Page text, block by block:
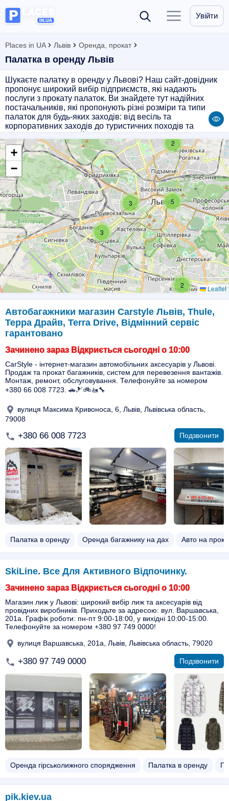
Увійти
Places in UA Львів Оренда, прокат
Палатка в оренду Львів
Шукаєте палатку в оренду у Львові? Наш сайт-довідник
пропонує широкий вибір підприємств, які надають
послуги з прокату палаток. Ви знайдете тут надійних
постачальників, які пропонують різні розміри та типи
палаток для будь-яких заходів: від весіль та
корпоративних заходів до туристичних походів та
знайти оптимальний варіант для вашого заходу.
Обирайте надійні партнери з нашого сайту та забезпечте
комфорт та затишок вашим гостям з нашою палаткою в
оренду!
5
3
3
2
2
+
−
Leaflet
Автобагажники магазин Carstyle Львів, Thule,
Терра Драйв, Terra Drive, Відмінний сервіс
гарантовано
Зачинено зараз Відкриється сьогодні о 10:00
CarStyle - інтернет-магазин автомобільних аксесуарів у Львові.
Продаж та прокат багажників, систем для перевезення вантажів.
Монтаж, ремонт, обслуговування. Телефонуйте за номером
+380 66 008 7723. 🚗🎿🚲🚤🔧
вулиця Максима Кривоноса, 6, Львів, Львівська область,
79008
+380 66 008 7723 Подзвонити
Палатка в оренду Оренда багажнику на дах Авто на
SkiLine. Все Для Активного Відпочинку.
Зачинено зараз Відкриється сьогодні о 10:00
Магазин лиж у Львові: широкий вибір лиж та аксесуарів від
провідних виробників. Приходьте за адресою: вул. Варшавська,
201а. Графік роботи: пн-пт 9:00-18:00, у вихідні 10:00-15:00.
Телефонуйте за номером +380 97 749 0000!
вулиця Варшавська, 201а, Львів, Львівська область, 79020
+380 97 749 0000 Подзвонити
Оренда гірськолижного спорядження Палатка в оренду
pik.kiev.ua